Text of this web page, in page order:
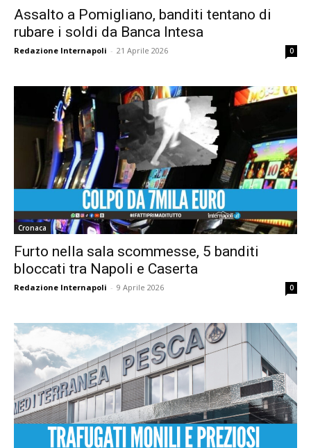
Assalto a Pomigliano, banditi tentano di
rubare i soldi da Banca Intesa
Redazione Internapoli - 21 Aprile 2026 0
Cronaca
Furto nella sala scommesse, 5 banditi
bloccati tra Napoli e Caserta
Redazione Internapoli - 9 Aprile 2026 0